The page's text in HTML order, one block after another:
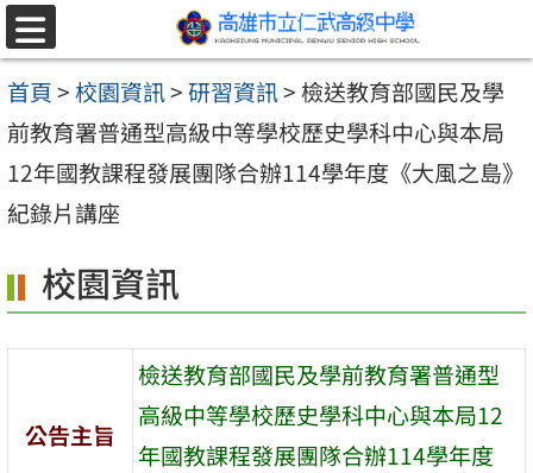
跳至主要內容區
選
單
首頁>校園資訊>研習資訊> 檢送教育部國民及學
前教育署普通型高級中等學校歷史學科中心與本局
12年國教課程發展團隊合辦114學年度《大風之島》
紀錄片講座
校園資訊
公告主旨
檢送教育部國民及學前教育署普通型
高級中等學校歷史學科中心與本局12
年國教課程發展團隊合辦114學年度